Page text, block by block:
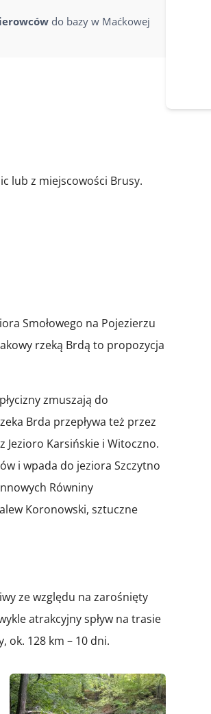
do bazy w Maćkowej
lub z miejscowości Brusy.
Smołowego na Pojezierzu
rzeką Brdą to propozycja
zmuszają do
Brda przepływa też przez
Jezioro Karsińskie i Witoczno.
i wpada do jeziora Szczytno
Równiny
Koronowski, sztuczne
ze względu na zarośnięty
atrakcyjny spływ na trasie
ok. 128 km – 10 dni.